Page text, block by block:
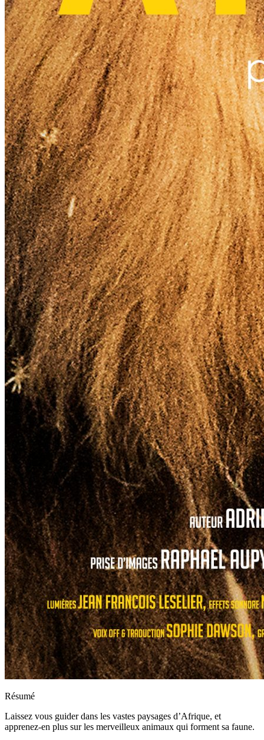
Résumé
Laissez vous guider dans les vastes paysages d’Afrique, et
apprenez-en plus sur les merveilleux animaux qui forment sa faune.